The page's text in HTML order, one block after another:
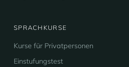
SPRACHKURSE
Kurse für Privatpersonen
Einstufungstest